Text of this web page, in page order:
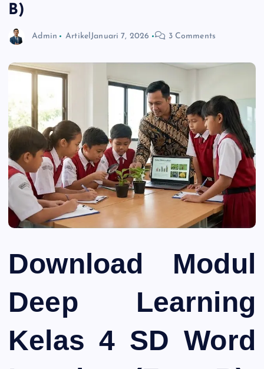
B)
Admin Artikel Januari 7, 2026 3 Comments
Download Modul
Deep Learning
Kelas 4 SD Word